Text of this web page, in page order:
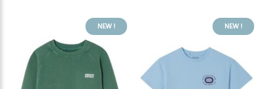
NEW ! NEW !